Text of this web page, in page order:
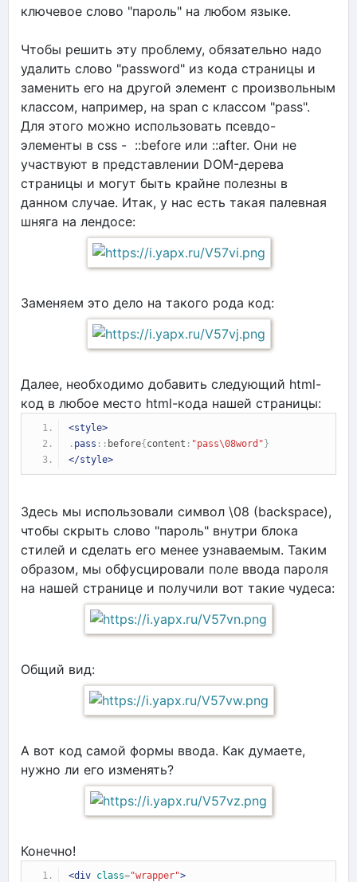
ключевое слово "пароль" на любом языке.
Чтобы решить эту проблему, обязательно надо
удалить слово "password" из кода страницы и
заменить его на другой элемент с произвольным
классом, например, на span с классом "pass".
Для этого можно использовать псевдо-
элементы в css - ::before или ::after. Они не
участвуют в представлении DOM-дерева
страницы и могут быть крайне полезны в
данном случае. Итак, у нас есть такая палевная
шняга на лендосе:
Заменяем это дело на такого рода код:
Далее, необходимо добавить следующий html-
код в любое место html-кода нашей страницы:
<style>
. pass :: before{ content : "pass\08word" }
</style>
Здесь мы использовали символ \08 (backspace),
чтобы скрыть слово "пароль" внутри блока
стилей и сделать его менее узнаваемым. Таким
образом, мы обфусцировали поле ввода пароля
на нашей странице и получили вот такие чудеса:
Общий вид:
А вот код самой формы ввода. Как думаете,
нужно ли его изменять?
Конечно!
<div class="wrapper">